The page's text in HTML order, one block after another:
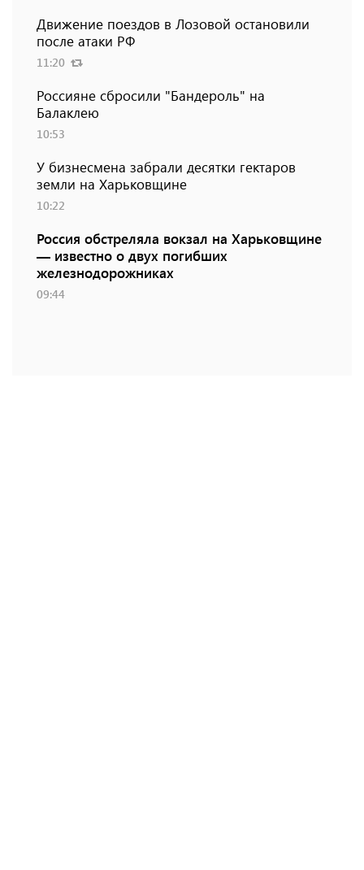
Движение поездов в Лозовой остановили
после атаки РФ
11:20
Россияне сбросили "Бандероль" на
Балаклею
10:53
У бизнесмена забрали десятки гектаров
земли на Харьковщине
10:22
Россия обстреляла вокзал на Харьковщине
— известно о двух погибших
железнодорожниках
09:44